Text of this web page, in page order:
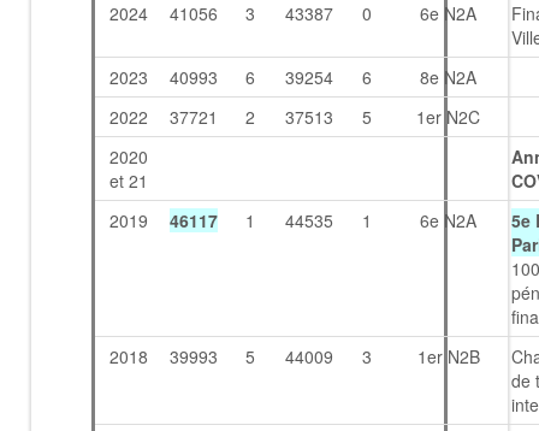
2024 41056 3 43387 0 6e N2A
2023
40993 6 39254 6
8e N2A
2022
37721 2 37513 5
1er N2C
2020
et 21
2019
46117 1 44535 1 6e N2A
5e
2018
39993 5 44009 3 1er N2B
de